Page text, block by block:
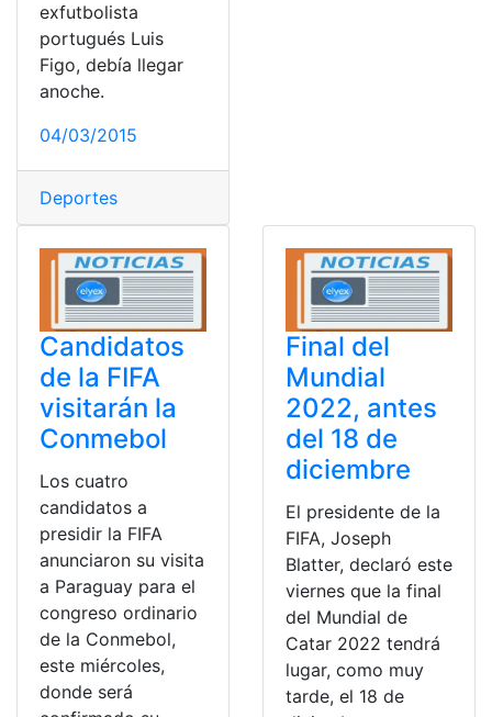
exfutbolista
portugués Luis
Figo, debía llegar
anoche.
04/03/2015
Deportes
Candidatos
de la FIFA
visitarán la
Conmebol
Los cuatro
candidatos a
presidir la FIFA
anunciaron su visita
a Paraguay para el
congreso ordinario
de la Conmebol,
este miércoles,
donde será
Final del
Mundial
2022, antes
del 18 de
diciembre
El presidente de la
FIFA, Joseph
Blatter, declaró este
viernes que la final
del Mundial de
Catar 2022 tendrá
lugar, como muy
tarde, el 18 de